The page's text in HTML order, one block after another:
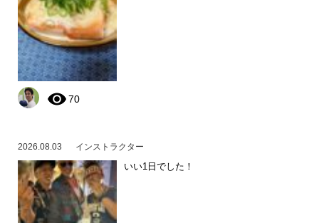
70
2026.08.03 インストラクター
いい1日でした！